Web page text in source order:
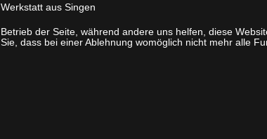
aus Singen
der Seite, während andere uns helfen, diese
dass bei einer Ablehnung womöglich nicht mehr alle